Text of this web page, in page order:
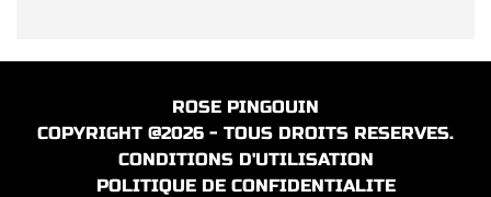
ROSE PINGOUIN
COPYRIGHT @2026 - TOUS DROITS RESERVES.
CONDITIONS D'UTILISATION
POLITIQUE DE CONFIDENTIALITE